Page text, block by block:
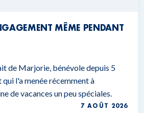
MÊME PENDANT
de Marjorie, bénévole depuis 5
qui l'a menée récemment à
de vacances un peu spéciales.
7 AOÛT 2026